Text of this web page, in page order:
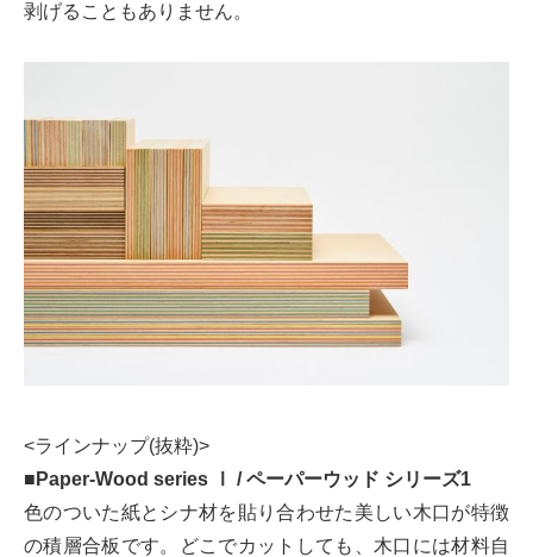
剥げることもありません。
<ラインナップ(抜粋)>
■Paper-Wood series Ⅰ / ペーパーウッド シリーズ1
色のついた紙とシナ材を貼り合わせた美しい木口が特徴
の積層合板です。どこでカットしても、木口には材料自